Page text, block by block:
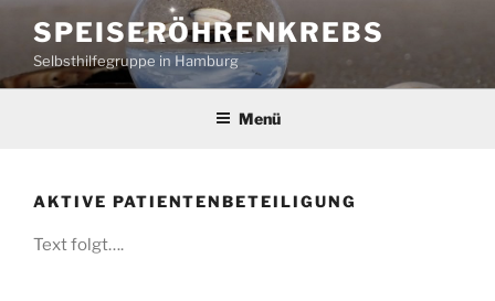
Inhalt
springen
SPEISERÖHRENKREBS
Selbsthilfegruppe in Hamburg
Menü
AKTIVE PATIENTENBETEILIGUNG
Text folgt….